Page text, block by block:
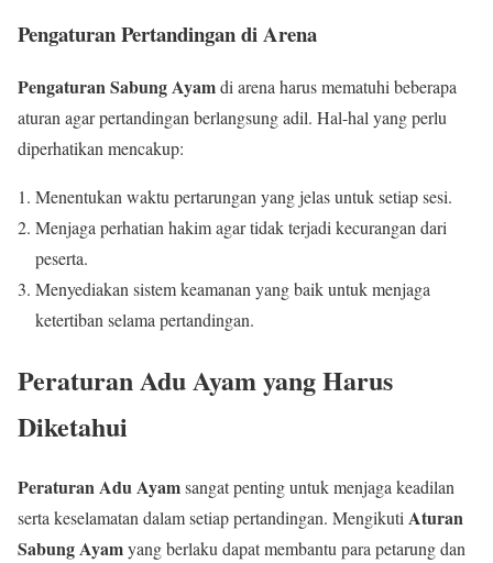
Pengaturan Pertandingan di Arena
Pengaturan Sabung Ayamdi arena harus mematuhi beberapa
aturan agar pertandingan berlangsung adil. Hal-hal yang perlu
diperhatikan mencakup:
Menentukan waktu pertarungan yang jelas untuk setiap sesi.
Menjaga perhatian hakim agar tidak terjadi kecurangan dari
peserta.
Menyediakan sistem keamanan yang baik untuk menjaga
ketertiban selama pertandingan.
Peraturan Adu Ayam yang Harus
Diketahui
Peraturan Adu Ayamsangat penting untuk menjaga keadilan
serta keselamatan dalam setiap pertandingan. MengikutiAturan
Sabung Ayamyang berlaku dapat membantu para petarung dan